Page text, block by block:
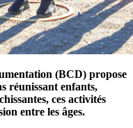
(BCD) propose
réunissant enfants,
ces activités
entre les âges.